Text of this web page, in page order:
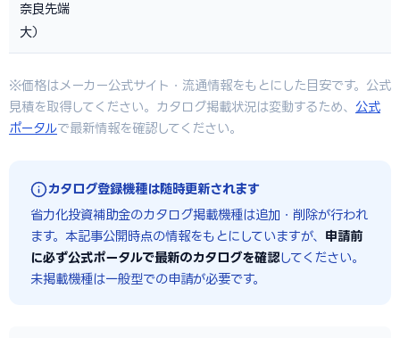
奈良先端
大）
※価格はメーカー公式サイト・流通情報をもとにした目安です。公式
見積を取得してください。カタログ掲載状況は変動するため、 公式
ポータルで最新情報を確認してください。
カタログ登録機種は随時更新されます
省力化投資補助金のカタログ掲載機種は追加・削除が行われ
ます。本記事公開時点の情報をもとにしていますが、 申請前
に必ず公式ポータルで最新のカタログを確認してください。
未掲載機種は一般型での申請が必要です。